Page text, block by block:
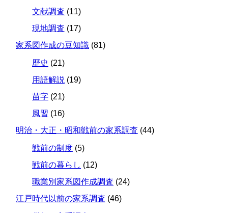
文献調査 (11)
現地調査 (17)
家系図作成の豆知識 (81)
歴史 (21)
用語解説 (19)
苗字 (21)
風習 (16)
明治・大正・昭和戦前の家系調査 (44)
戦前の制度 (5)
戦前の暮らし (12)
職業別家系図作成調査 (24)
江戸時代以前の家系調査 (46)